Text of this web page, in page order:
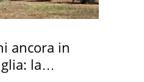
ancora in
la